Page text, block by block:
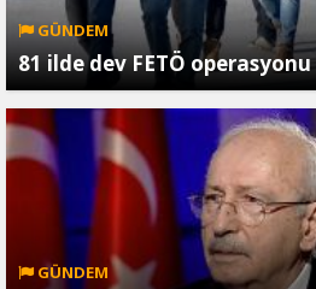
GÜNDEM
81 ilde dev FETÖ operasyonu
GÜNDEM